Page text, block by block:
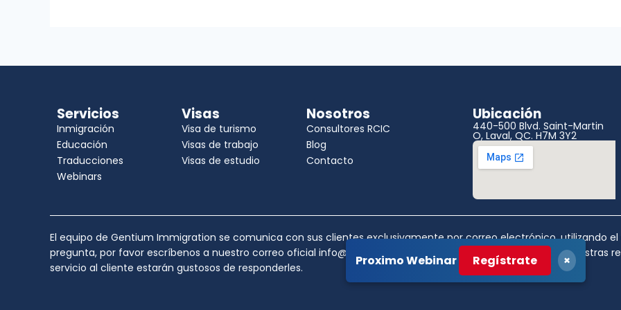
Proximo Webinar Regístrate ×
Servicios
Inmigración
Educación
Traducciones
Webinars
Visas
Visa de turismo
Visas de trabajo
Visas de estudio
Nosotros
Consultores RCIC
Blog
Contacto
Ubicación
440-500 Blvd. Saint-Martin
O, Laval, QC. H7M 3Y2
El equipo de Gentium Immigration se comunica con sus clientes exclusivamente por correo electrónico, utilizando
pregunta, por favor escríbenos a nuestro correo oficial info@gogentium.com ó comuníquese a traves de nuestras
servicio al cliente estarán gustosos de responderles.